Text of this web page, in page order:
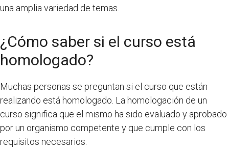
una amplia variedad de temas.
¿Cómo saber si el curso está
homologado?
Muchas personas se preguntan si el curso que están
realizando está homologado. La homologación de un
curso significa que el mismo ha sido evaluado y aprobado
por un organismo competente y que cumple con los
requisitos necesarios.